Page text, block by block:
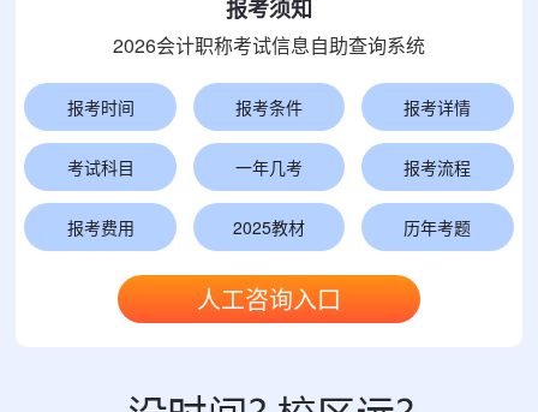
报考须知
2026会计职称考试信息自助查询系统
报考时间 报考条件 报考详情
考试科目 一年几考 报考流程
报考费用 2025教材 历年考题
人工咨询入口